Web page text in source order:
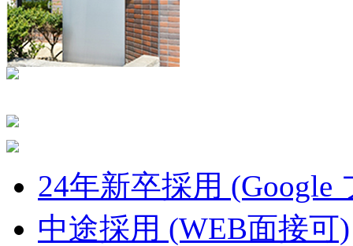
24年新卒採用 (Google
中途採用 (WEB面接可)